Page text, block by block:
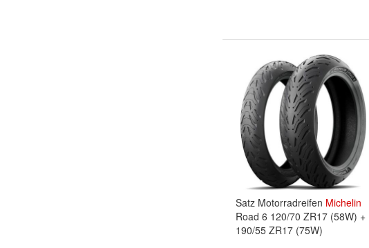
Satz Motorradreifen Michelin
Road 6 120/70 ZR17 (58W) +
190/55 ZR17 (75W)